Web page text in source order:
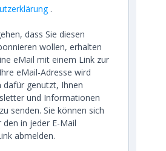
.
dass Sie diesen
wollen, erhalten
eMail mit einem Link zur
eMail-Adresse wird
dafür genutzt, Ihnen
und Informationen
senden. Sie können sich
den in jeder E-Mail
abmelden.